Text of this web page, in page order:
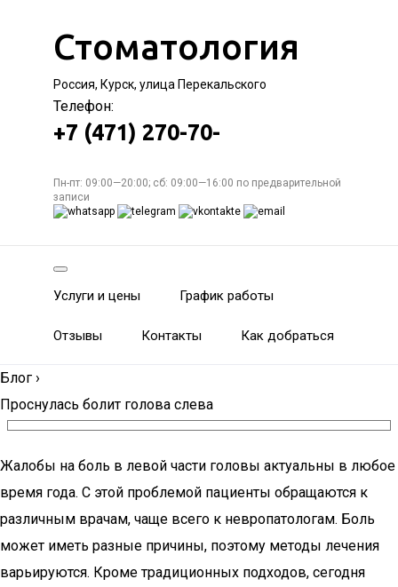
Стоматология
Россия, Курск, улица Перекальского
Телефон:
+7 (471) 270-70-
Пн-пт: 09:00—20:00; сб: 09:00—16:00 по предварительной
записи
Услуги и цены График работы
Отзывы Контакты Как добраться
Блог ›
Проснулась болит голова слева
Жалобы на боль в левой части головы актуальны в любое
время года. С этой проблемой пациенты обращаются к
различным врачам, чаще всего к невропатологам. Боль
может иметь разные причины, поэтому методы лечения
варьируются. Кроме традиционных подходов, сегодня